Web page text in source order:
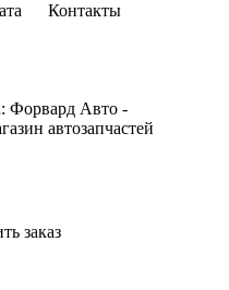
Контакты
Форвард Авто -
автозапчастей
заказ